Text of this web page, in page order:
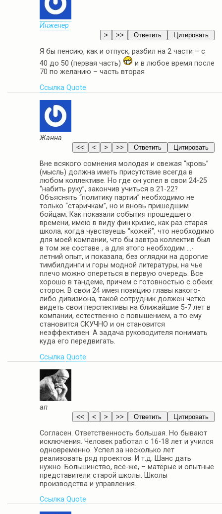
Инженер
Я бы пенсию, как и отпуск, разбил на 2 части – с
40 до 50 (первая часть)
и в любое время после
70 по желанию – часть вторая
Ссылка Quote
Жанна
Вне всякого сомнения молодая и свежая “кровь”
(мысль) должна иметь присутствие всегда в
любом коллективе. Но где он успел в свои 24-25
“набить руку”, закончив учиться в 21-22?
Объяснять “политику партии” необходимо не
только “старичкам”, но и вновь пришедшим
бойцам. Как показали события прошедшего
времени, имею в виду фин.кризис, как раз старая
школа, когда чувствуешь “кожей”, что необходимо
для моей компании, что бы завтра коллектив был
в том же составе , а для этого необходим …-
летний опыт, и показала, без оглядки на дорогие
тимбилдинги и горы модной литературы, на чье
плечо можно опереться в первую очередь. Все
хорошо в тандеме, причем с готовностью с обеих
сторон. В свои 24 имея позицию главы какого-
либо дивизиона, такой сотрудник должен четко
видеть свои перспективы на ближайшие 5-7 лет в
компании, естественно с повышением, а то ему
становится СКУЧНО и он становится
неэффективен. А задача руководителя понимать
куда его передвигать.
Ссылка Quote
ап
Согласен. Ответственность большая. Но бывают
исключения. Человек работал с 16-18 лет и учился
одновременно. Успел за несколько лет
реализовать ряд проектов. И т.д. Шанс дать
нужно. Большинство, всё-же, – матёрые и опытные
представители старой школы. Школы
производства и управления.
Ссылка Quote